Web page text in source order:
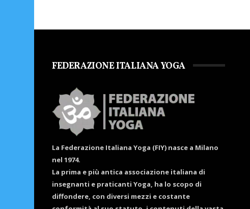
FEDERAZIONE ITALIANA YOGA
La Federazione Italiana Yoga (FIY) nasce a Milano
nel 1974.
La prima e più antica associazione italiana di
insegnanti e praticanti Yoga, ha lo scopo di
diffondere, con diversi mezzi e costante